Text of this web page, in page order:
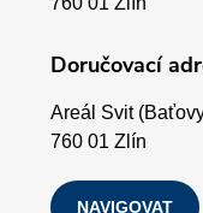
Doručovací
Areál Svit
760 01 Zlín
NAVIGOVAT